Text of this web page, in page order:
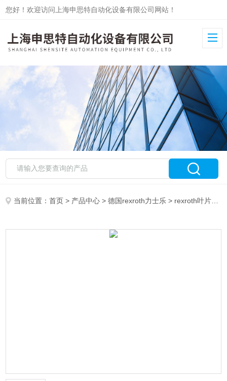
您好！欢迎访问上海申思特自动化设备有限公司网站！
当前位置：首页 > 产品中心 >德国rexroth力士乐 > rexroth叶片泵